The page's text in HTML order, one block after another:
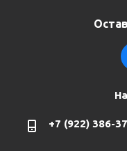
+7 (922) 386-